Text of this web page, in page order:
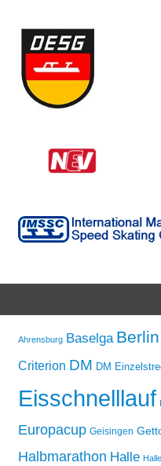
Ahrensburg Baselga Berlin
Criterion DM DM
Eisschnelllauf
Europacup Geisingen
Halbmarathon Halle